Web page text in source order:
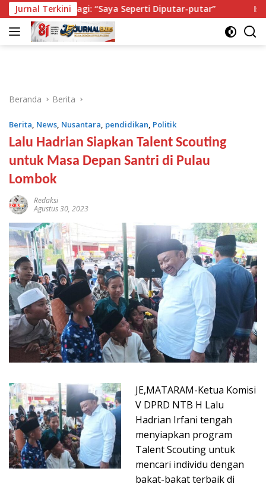
Langsung
ke
konten
Jurnal Terkini
Lagi: “Saya Seperti Diputar-putar” Isi Buku
Beranda Berita
Berita, News, Nusantara, pendidikan, Politik
Lalu Hadrian Siapkan Talent Scouting
untuk Masa Depan Santri di Pulau
Lombok
Redaksi
Agustus 30, 2023
JE,MATARAM-Ketua Komisi
V DPRD NTB H Lalu
Hadrian Irfani tengah
menyiapkan program
Talent Scouting untuk
mencari individu dengan
bakat-bakat terbaik di